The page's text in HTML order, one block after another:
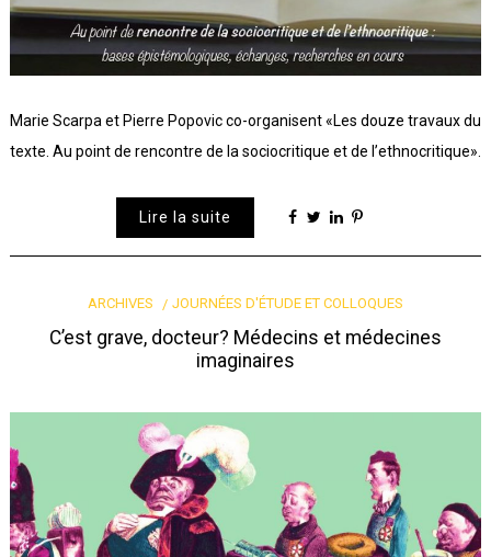
Marie Scarpa et Pierre Popovic co-organisent «Les douze travaux du
texte. Au point de rencontre de la sociocritique et de l’ethnocritique».
Lire la suite
ARCHIVES JOURNÉES D'ÉTUDE ET COLLOQUES
C’est grave, docteur? Médecins et médecines
imaginaires